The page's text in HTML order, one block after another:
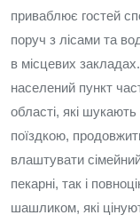
приваблює гостей
поруч з лісами та
в місцевих
населений пункт
області, які
поїздкою,
влаштувати сімейний
пекарні, так і
шашликом, які